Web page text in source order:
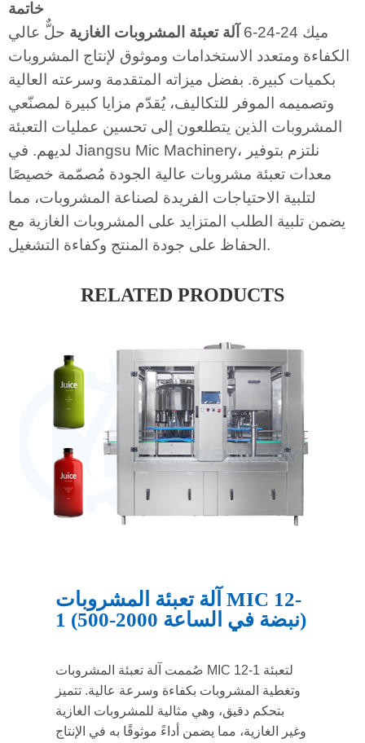
خاتمة
ميك 24-24-6
آلة تعبئة المشروبات الغازية حلٌّ عالي
الكفاءة ومتعدد الاستخدامات وموثوق لإنتاج المشروبات
بكميات كبيرة. بفضل ميزاته المتقدمة وسرعته العالية
وتصميمه الموفر للتكاليف، يُقدّم مزايا كبيرة لمصنّعي
المشروبات الذين يتطلعون إلى تحسين عمليات التعبئة
لديهم. في Jiangsu Mic Machinery، نلتزم بتوفير
معدات تعبئة مشروبات عالية الجودة مُصمّمة خصيصًا
لتلبية الاحتياجات الفريدة لصناعة المشروبات، مما
يضمن تلبية الطلب المتزايد على المشروبات الغازية مع
الحفاظ على جودة المنتج وكفاءة التشغيل.
RELATED PRODUCTS
آلة تعبئة المشروبات MIC 12-
1 (500-2000 نبضة في الساعة)
صُممت آلة تعبئة المشروبات MIC 12-1 لتعبئة
وتغطية المشروبات بكفاءة وسرعة عالية. تتميز
بتحكم دقيق، وهي مثالية للمشروبات الغازية
وغير الغازية، مما يضمن أداءً موثوقًا به في الإنتاج